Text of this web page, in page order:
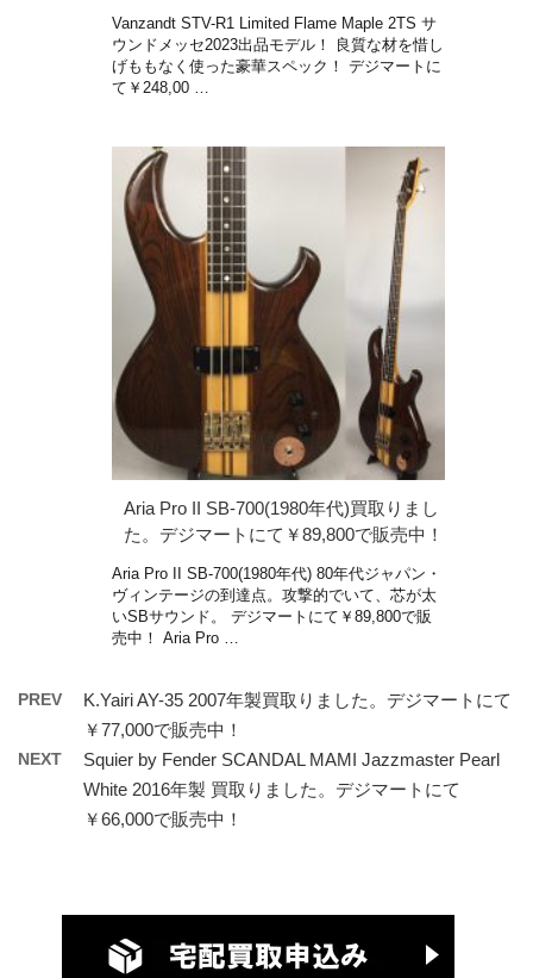
Vanzandt STV-R1 Limited Flame Maple 2TS サ
ウンドメッセ2023出品モデル！ 良質な材を惜し
げももなく使った豪華スペック！ デジマートに
て￥248,00 …
Aria Pro II SB-700(1980年代)買取りまし
た。デジマートにて￥89,800で販売中！
Aria Pro II SB-700(1980年代) 80年代ジャパン・
ヴィンテージの到達点。攻撃的でいて、芯が太
いSBサウンド。 デジマートにて￥89,800で販
売中！ Aria Pro …
PREV
K.Yairi AY-35 2007年製買取りました。デジマートにて
￥77,000で販売中！
NEXT
Squier by Fender SCANDAL MAMI Jazzmaster Pearl
White 2016年製 買取りました。デジマートにて
￥66,000で販売中！